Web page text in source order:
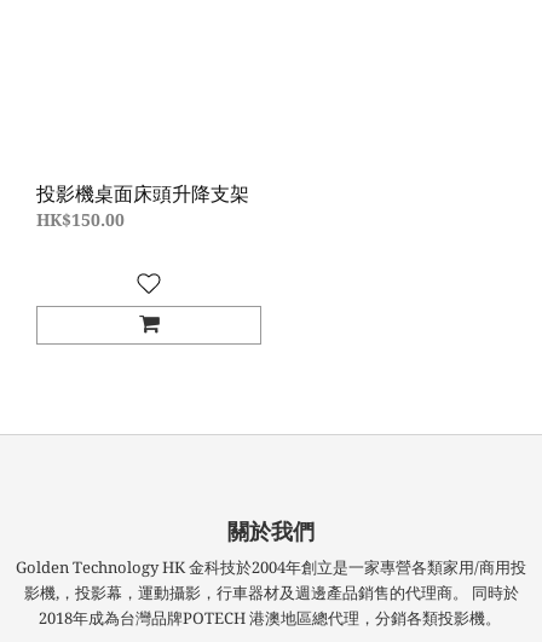
投影機桌面床頭升降支架
HK$150.00
關於我們
Golden Technology HK 金科技於2004年創立是一家專營各類家用/商用投
影機,，投影幕，運動攝影，行車器材及週邊產品銷售的代理商。 同時於
2018年成為台灣品牌POTECH 港澳地區總代理，分銷各類投影機。